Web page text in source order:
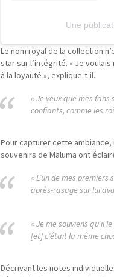
Une
Le nom royal de la collection
star sur l’intégrité. « Je
à la loyauté », explique-t-il.
« Je veux que mes
confiants, comme les
Pour capturer cette
souvenirs de Maluma ont
« L’un de mes
après-rasage sur lui
« Je me souviens qu’il
[et] c’était la même
Décrivant les notes